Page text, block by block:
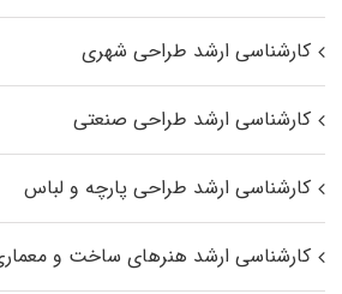
کارشناسی ارشد طراحی شهری
کارشناسی ارشد طراحی صنعتی
کارشناسی ارشد طراحی پارچه و لباس
کارشناسی ارشد هنرهای ساخت و